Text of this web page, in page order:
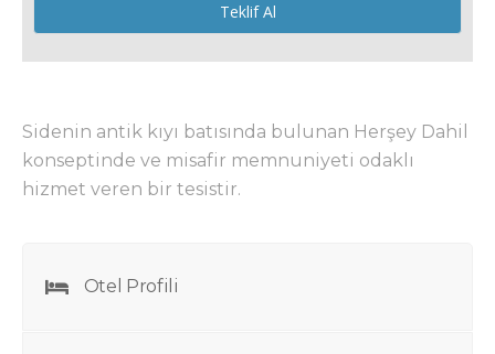
Teklif Al
Sidenin antik kıyı batısında bulunan Herşey Dahil
konseptinde ve misafir memnuniyeti odaklı
hizmet veren bir tesistir.
Otel Profili